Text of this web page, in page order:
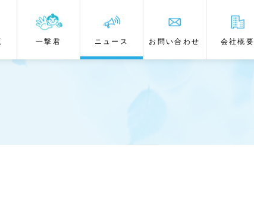
一撃君 ニュース お問い合わせ 会社概要